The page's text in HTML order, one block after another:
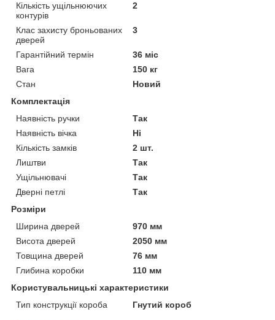
Кількість ущільнюючих
контурів
2
Клас захисту броньованих
дверей
3
Гарантійний термін
36 міс
Вага
150 кг
Стан
Новий
Комплектація
Наявність ручки
Так
Наявність вічка
Ні
Кількість замків
2 шт.
Лиштви
Так
Ущільнювачі
Так
Дверні петлі
Так
Розміри
Ширина дверей
970 мм
Висота дверей
2050 мм
Товщина дверей
76 мм
Глибина коробки
110 мм
Користувальницькі характеристики
Тип конструкції короба
Гнутий короб